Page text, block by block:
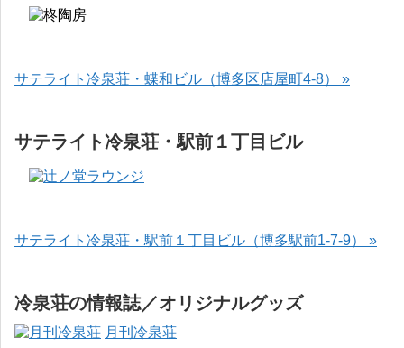
サテライト冷泉荘・蝶和ビル（博多区店屋町4-8） »
サテライト冷泉荘・駅前１丁目ビル
サテライト冷泉荘・駅前１丁目ビル（博多駅前1-7-9） »
冷泉荘の情報誌／オリジナルグッズ
月刊冷泉荘